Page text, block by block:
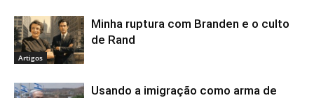
Artigos
Minha ruptura com Branden e o culto
de Rand
Usando a imigração como arma de